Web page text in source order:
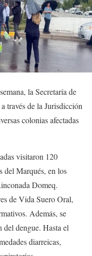
la Secretaría de
través de la Jurisdicción
colonias afectadas
visitaron 120
del Marqués, en los
Domeq.
de Vida Suero Oral,
Además, se
dengue. Hasta el
diarreicas,